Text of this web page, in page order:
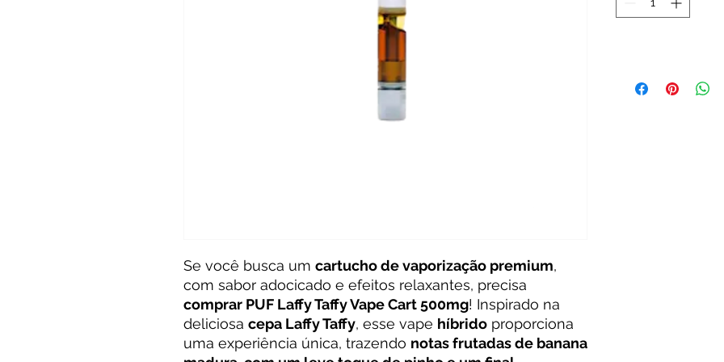
Se você busca um cartucho de vaporização premium,
com sabor adocicado e efeitos relaxantes, precisa
comprar PUF Laffy Taffy Vape Cart 500mg! Inspirado na
deliciosa cepa Laffy Taffy, esse vape híbrido proporciona
uma experiência única, trazendo notas frutadas de banana